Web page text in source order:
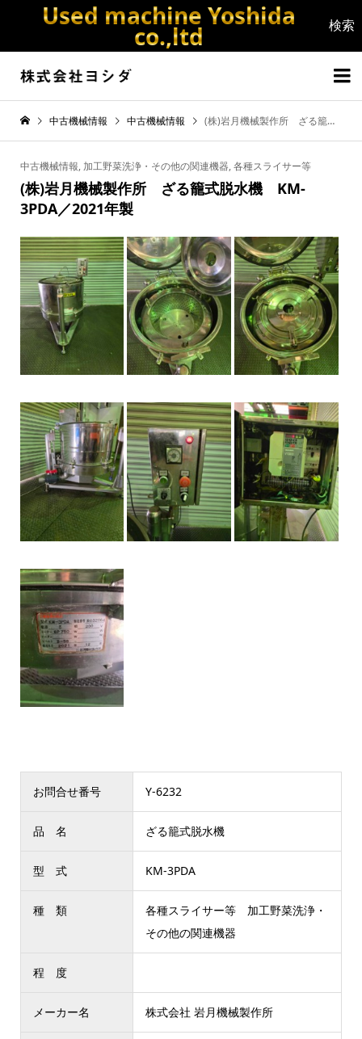
Used machine Yoshida
co.,ltd


中古機械情報 中古機械情報 (株)岩月機械製作所 ざる籠式脱水機 KM-3PDA／2021年製
中古機械情報, 加工野菜洗浄・その他の関連機器,各種スライサー等
(株)岩月機械製作所 ざる籠式脱水機 KM-
3PDA／2021年製
お問合せ番号 Y-6232
品 名 ざる籠式脱水機
型 式 KM-3PDA
種 類
各種スライサー等 加工野菜洗浄・
その他の関連機器
程 度
メーカー名 株式会社 岩月機械製作所